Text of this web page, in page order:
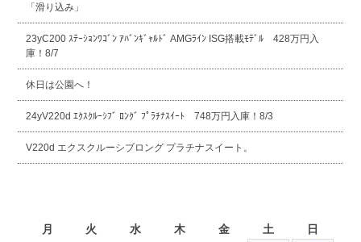
「滑り込み」
23yC200 ｽﾃｰｼｮﾝﾜｺﾞﾝ ｱﾊﾞﾝｷﾞｬﾙﾄﾞ AMGﾗｲﾝ ISG搭載ﾓﾃﾞﾙ 428万円入
庫！8/7
休日は公園へ！
24yV220d ｴｸｽｸﾙｰｼﾌﾞ ﾛﾝｸﾞ ﾌﾟﾗﾁﾅｽｲｰﾄ 748万円入庫！8/3
V220d エクスクルーシブロング プラチナスイート。
月 火 水 木 金 土 日